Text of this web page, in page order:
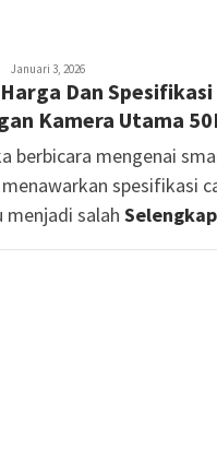
Ahmad
Januari 3, 2026
Dan Spesifikasi
Kamera Utama
berbicara mengenai
spesifikasi
salah